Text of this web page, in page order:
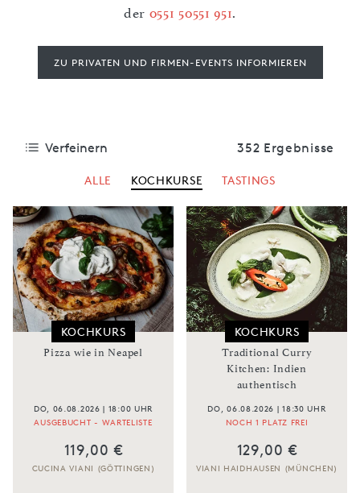
der 0551 50551 951.
ZU PRIVATEN UND FIRMEN-EVENTS INFORMIEREN
Verfeinern 352 Ergebnisse
ALLE KOCHKURSE TASTINGS
KOCHKURS
Pizza wie in Neapel
DO, 06.08.2026 | 18:00 UHR
AUSGEBUCHT - WARTELISTE
119,00 €
CUCINA VIANI (GÖTTINGEN)
KOCHKURS
Traditional Curry
Kitchen: Indien
authentisch
DO, 06.08.2026 | 18:30 UHR
NOCH 1 PLATZ FREI
129,00 €
VIANI HAIDHAUSEN (MÜNCHEN)